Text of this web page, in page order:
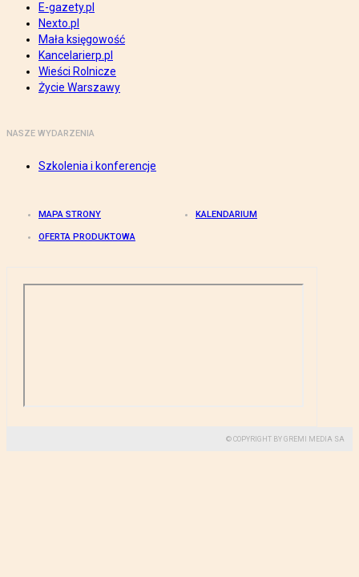
E-gazety.pl
Nexto.pl
Mała księgowość
Kancelarierp.pl
Wieści Rolnicze
Życie Warszawy
NASZE WYDARZENIA
Szkolenia i konferencje
MAPA STRONY KALENDARIUM
OFERTA PRODUKTOWA
© COPYRIGHT BY GREMI MEDIA SA